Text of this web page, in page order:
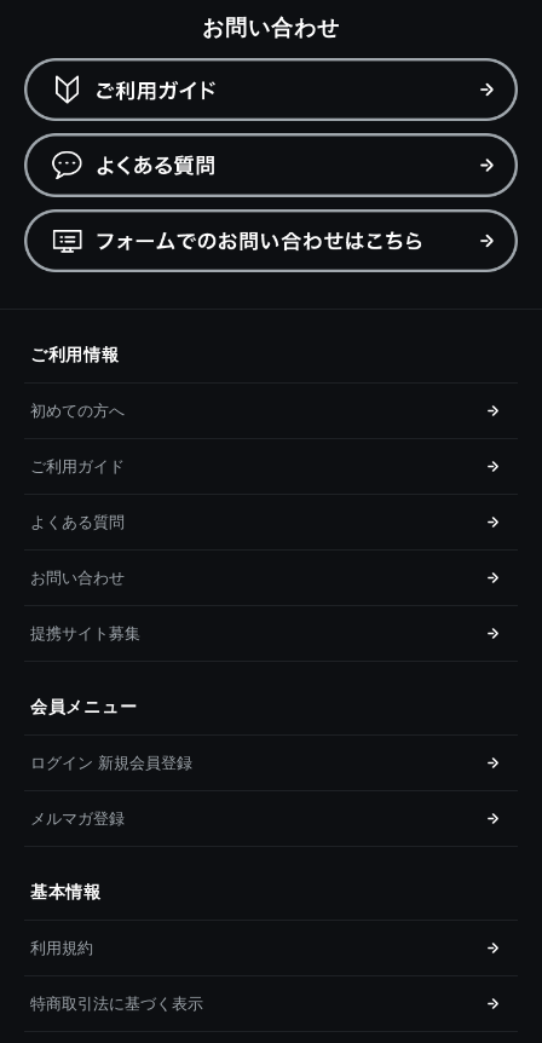
お問い合わせ
ご利用情報
初めての方へ
ご利用ガイド
よくある質問
お問い合わせ
提携サイト募集
会員メニュー
ログイン 新規会員登録
メルマガ登録
基本情報
利用規約
特商取引法に基づく表示